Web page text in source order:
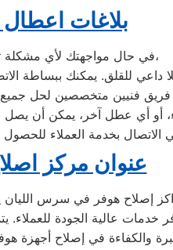
بلاغات
في حال مواجهتك لأي مشكلة تقنية مع منتجات هوفر في سرس الليان،
عنوان مركز
خدمات عالية الجودة للعملاء.
والكفاءة في إصلاح أجهزة